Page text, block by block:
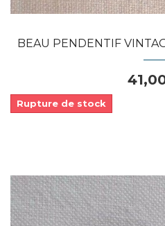
BEAU PENDENTIF
Rupture de stock